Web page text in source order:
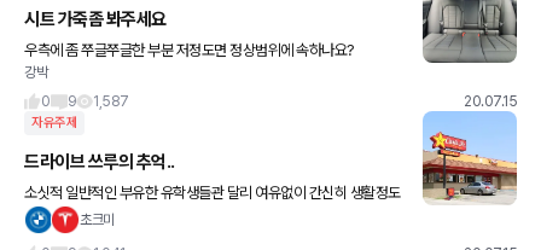
시트 가죽좀 봐주세요
우측에 좀 쭈글쭈글한 부분 저정도면 정상범위에 속하나요?
강박
0
9 1,587 20.07.15
자유주제
드라이브 쓰루의 추억..
소싯적 일반적인 부유한 유학생들관 달리 여유없이 간신히 생활정도
만 하는 헝그리한 유학생활을 했었더랬습니다. 학교가 있던곳이 미국
초크미